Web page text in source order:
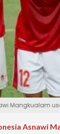
Mangkualam
Asnawi